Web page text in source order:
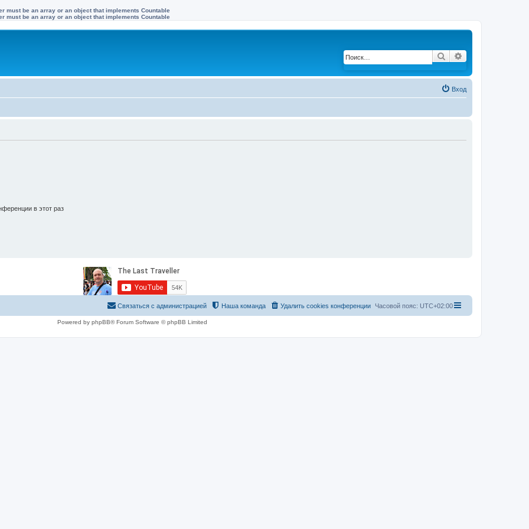
must be an array or an object that implements Countable
must be an array or an object that implements Countable
Поиск
Вход
в этот раз
Часовой пояс: UTC+02:00
Удалить cookies конференции
Наша команда
Связаться с администрацией
Powered by phpBB® Forum Software © phpBB Limited